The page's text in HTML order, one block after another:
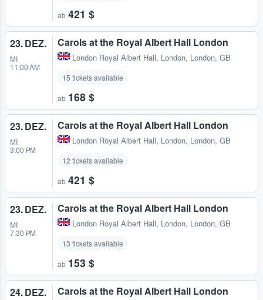
ab 421 $
23. DEZ.
MI
11:00 AM
Carols at the Royal Albert Hall London
London Royal Albert Hall, London, London, GB
15 tickets available
ab 168 $
23. DEZ.
MI
3:00 PM
Carols at the Royal Albert Hall London
London Royal Albert Hall, London, London, GB
12 tickets available
ab 421 $
23. DEZ.
MI
7:30 PM
Carols at the Royal Albert Hall London
London Royal Albert Hall, London, London, GB
13 tickets available
ab 153 $
24. DEZ. Carols at the Royal Albert Hall London